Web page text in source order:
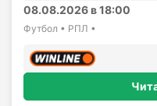
08.08.2026 в 18:00
Футбол • РПЛ •